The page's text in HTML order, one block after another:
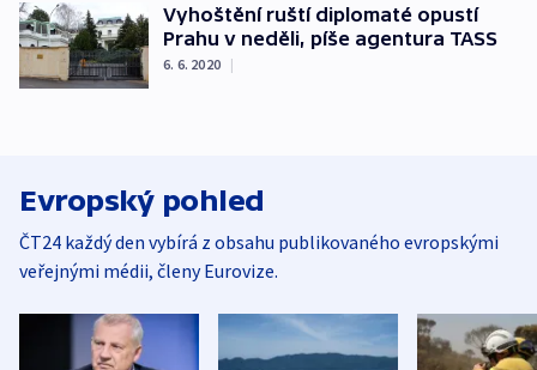
Vyhoštění ruští diplomaté opustí
Prahu v neděli, píše agentura TASS
6. 6. 2020 |
Evropský pohled
ČT24 každý den vybírá z obsahu publikovaného evropskými
veřejnými médii, členy Eurovize.